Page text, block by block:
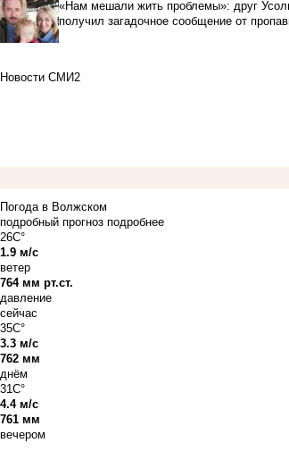
«Нам мешали жить проблемы»: друг
получил загадочное сообщение от
Новости СМИ2
Погода в Волжском
подробный прогноз подробнее
26C°
1.9 м/с
ветер
764 мм рт.ст.
давление
сейчас
35C°
3.3 м/с
762 мм
днём
31C°
4.4 м/с
761 мм
вечером